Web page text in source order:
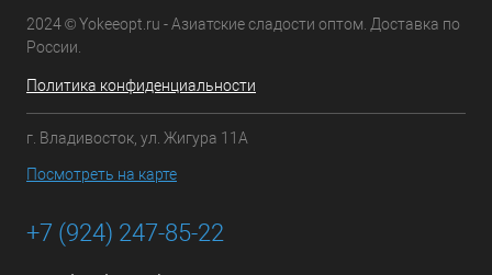
2024 © Yokeeopt.ru - Азиатские сладости оптом. Доставка по
России.
Политика конфиденциальности
г. Владивосток, ул. Жигура 11А
Посмотреть на карте
+7 (924) 247-85-22